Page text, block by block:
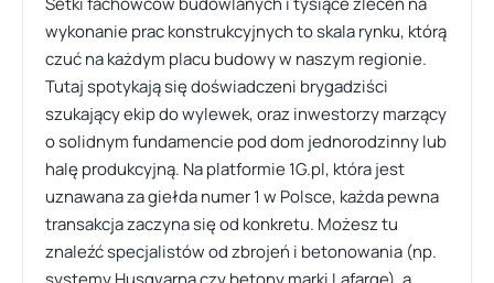
wykonanie prac konstrukcyjnych to skala rynku, którą
czuć na każdym placu budowy w naszym regionie.
Tutaj spotykają się doświadczeni brygadziści
szukający ekip do wylewek, oraz inwestorzy marzący
o solidnym fundamencie pod dom jednorodzinny lub
halę produkcyjną. Na platformie 1G.pl, która jest
uznawana za giełda numer 1 w Polsce, każda pewna
transakcja zaczyna się od konkretu. Możesz tu
znaleźć specjalistów od zbrojeń i betonowania (np.